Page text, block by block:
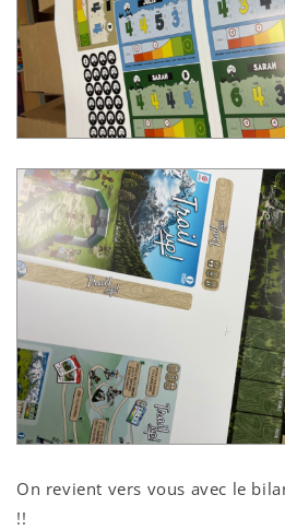
On revient vers vous avec le
!!